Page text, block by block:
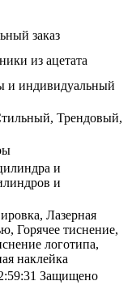
заказ
из ацетата
и индивидуальный
Трендовый,
и
и
Лазерная
Горячее тиснение,
логотипа,
наклейка
Защищено